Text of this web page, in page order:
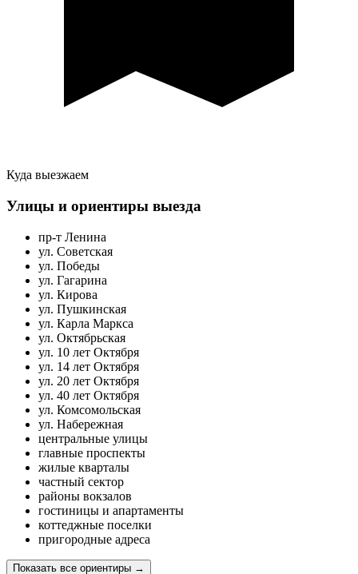
Куда выезжаем
Улицы и ориентиры выезда
пр-т Ленина
ул. Советская
ул. Победы
ул. Гагарина
ул. Кирова
ул. Пушкинская
ул. Карла Маркса
ул. Октябрьская
ул. 10 лет Октября
ул. 14 лет Октября
ул. 20 лет Октября
ул. 40 лет Октября
ул. Комсомольская
ул. Набережная
центральные улицы
главные проспекты
жилые кварталы
частный сектор
районы вокзалов
гостиницы и апартаменты
коттеджные поселки
пригородные адреса
Показать все ориентиры →